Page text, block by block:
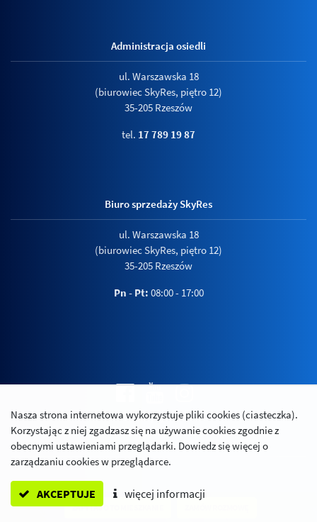
Administracja osiedli
ul. Warszawska 18
(biurowiec SkyRes, piętro 12)
35-205 Rzeszów
tel. 17 789 19 87
Biuro sprzedaży SkyRes
ul. Warszawska 18
(biurowiec SkyRes, piętro 12)
35-205 Rzeszów
Pn - Pt: 08:00 - 17:00
Polityka prywatności
Relacje inwestorskie
ZAPYTAJ O TO MIESZKANIE
Nasza strona internetowa wykorzystuje pliki cookies (ciasteczka).
Korzystając z niej zgadzasz się na używanie cookies zgodnie z
obecnymi ustawieniami przeglądarki. Dowiedz się więcej o
zarządzaniu cookies w przeglądarce.
AKCEPTUJE więcej informacji